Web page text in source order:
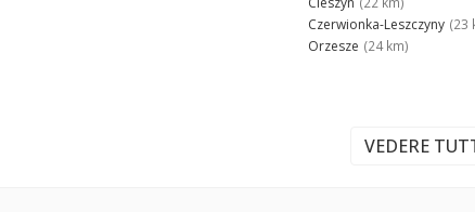
Czerwionka-Leszczyny (23
Orzesze (24 km)
VEDERE